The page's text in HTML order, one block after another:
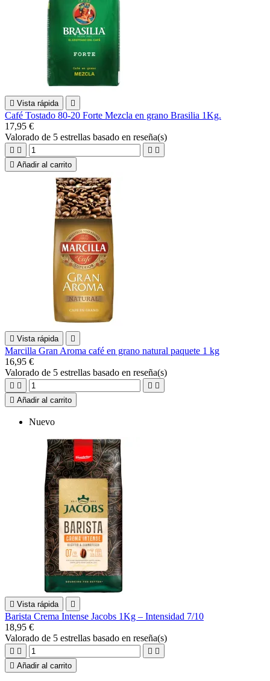
 Vista rápida 
Café Tostado 80-20 Forte Mezcla en grano Brasilia 1Kg.
17,95 €
Valorado de 5 estrellas basado en reseña(s)
   
 Añadir al carrito
 Vista rápida 
Marcilla Gran Aroma café en grano natural paquete 1 kg
16,95 €
Valorado de 5 estrellas basado en reseña(s)
   
 Añadir al carrito
Nuevo
 Vista rápida 
Barista Crema Intense Jacobs 1Kg – Intensidad 7/10
18,95 €
Valorado de 5 estrellas basado en reseña(s)
   
 Añadir al carrito